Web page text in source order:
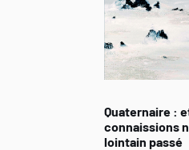
Quaternaire :
connaissions
lointain passé